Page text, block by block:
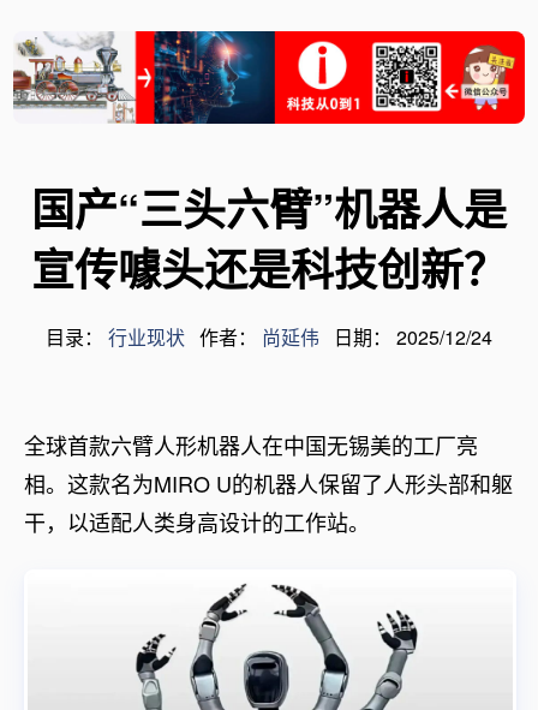
国产“三头六臂”机器人是
宣传噱头还是科技创新？
目录： 行业现状 作者： 尚延伟 日期： 2025/12/24
全球首款六臂人形机器人在中国无锡美的工厂亮
相。这款名为MIRO U的机器人保留了人形头部和躯
干，以适配人类身高设计的工作站。